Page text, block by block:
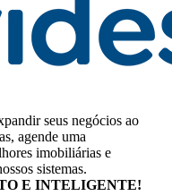
seus negócios ao
agende uma
imobiliárias e
sistemas.
E INTELIGENTE!